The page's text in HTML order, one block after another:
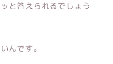
と答えられるでしょう
んです。